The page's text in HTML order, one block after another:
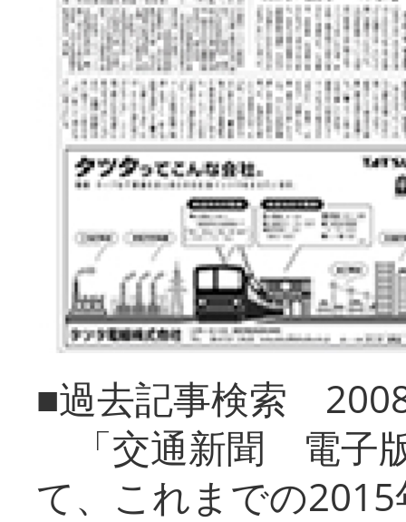
■過去記事検索
「交通新聞 電子
て、これまでの